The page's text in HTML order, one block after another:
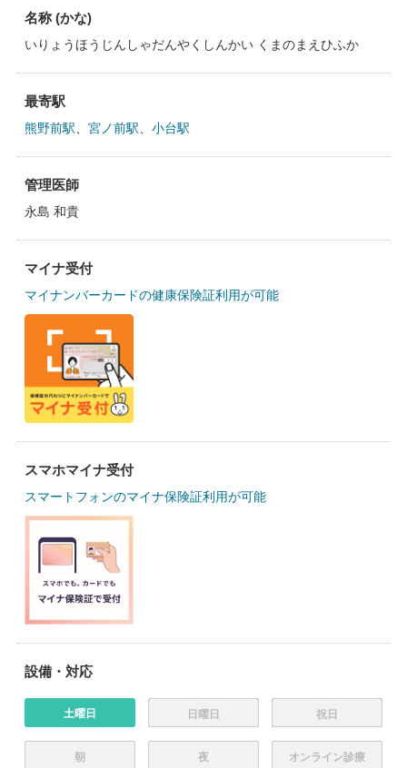
名称 (かな)
いりょうほうじんしゃだんやくしんかい くまのまえひふか
最寄駅
熊野前駅 宮ノ前駅 小台駅
管理医師
永島 和貴
マイナ受付
マイナンバーカードの健康保険証利用が可能
スマホマイナ受付
スマートフォンのマイナ保険証利用が可能
設備・対応
土曜日 日曜日 祝日
朝 夜 オンライン診療